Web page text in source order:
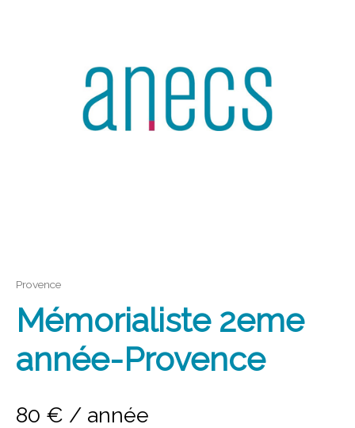
Provence
Mémorialiste 2eme
année-Provence
80 € / année